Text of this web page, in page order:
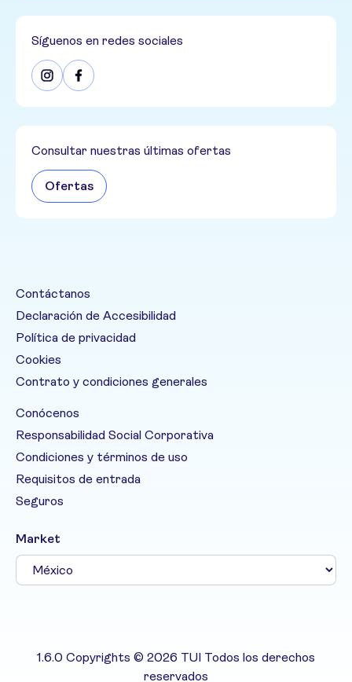
Síguenos en redes sociales
Consultar nuestras últimas ofertas
Ofertas
Contáctanos
Declaración de Accesibilidad
Política de privacidad
Cookies
Contrato y condiciones generales
Conócenos
Responsabilidad Social Corporativa
Condiciones y términos de uso
Requisitos de entrada
Seguros
Market
1.6.0 Copyrights © 2026 TUI Todos los derechos
reservados